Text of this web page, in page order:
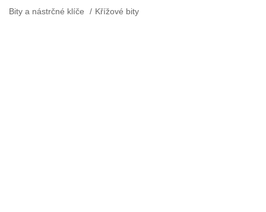
Bity a nástrčné klíče
/ Křížové bity